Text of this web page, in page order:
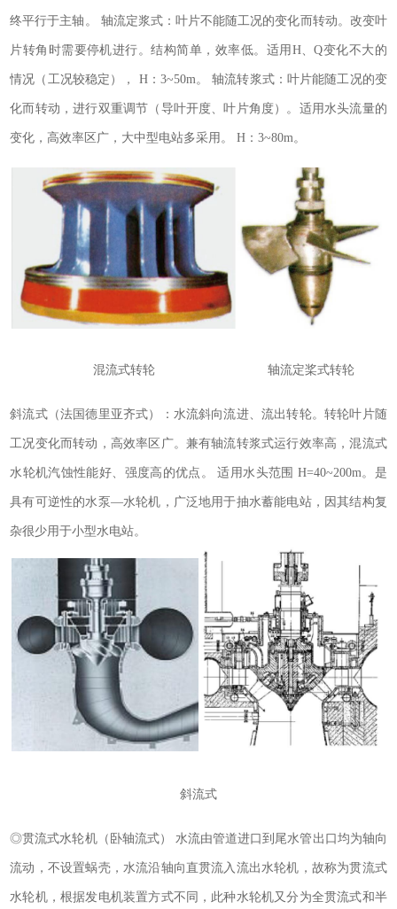
终平行于主轴。 轴流定浆式： 叶片不能随工况的变化而转动。改变叶
片转角时需要停机进行。结构简单，效率低。适用H、Q变化不大的
情况（工况较稳定）， H：3~50m。轴流转浆式： 叶片能随工况的变
化而转动，进行双重调节（导叶开度、叶片角度）。适用水头流量的
变化，高效率区广，大中型电站多采用。 H：3~80m。
混流式转轮 轴流定桨式转轮
斜流式（法国德里亚齐式）：水流斜向流进、流出转轮。转轮叶片随
工况变化而转动，高效率区广。兼有轴流转浆式运行效率高，混流式
水轮机汽蚀性能好、强度高的优点。 适用水头范围 H=40~200m。是
具有可逆性的水泵―水轮机，广泛地用于抽水蓄能电站，因其结构复
杂很少用于小型水电站。
斜流式
◎贯流式水轮机（卧轴流式） 水流由管道进口到尾水管出口均为轴向
流动，不设置蜗壳，水流沿轴向直贯流入流出水轮机，故称为贯流式
水轮机，根据发电机装置方式不同，此种水轮机又分为全贯流式和半